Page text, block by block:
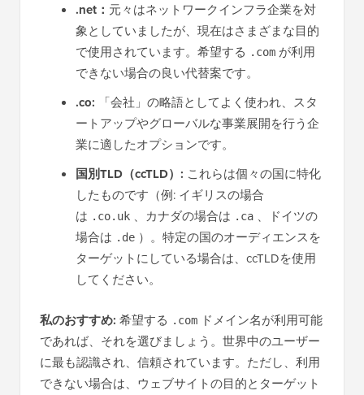
.net： 元々はネットワークインフラ企業を対
象としていましたが、現在はさまざまな目的
で使用されています。希望する .com が利用
できない場合の良い代替案です。
.co: 「会社」の略語としてよく使われ、スタ
ートアップやグローバルな事業展開を行う企
業に適したオプションです。
国別TLD（ccTLD）: これらは個々の国に特化
したものです（例: イギリスの場合
は .co.uk 、カナダの場合は .ca 、ドイツの
場合は .de ）。特定の国のオーディエンスを
ターゲットにしている場合は、ccTLDを使用
してください。
私のおすすめ: 希望する .com ドメイン名が利用可能
であれば、それを選びましょう。世界中のユーザー
に最も認識され、信頼されています。ただし、利用
できない場合は、ウェブサイトの目的とターゲット